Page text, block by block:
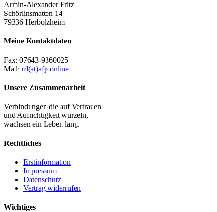
Armin-Alexander Fritz
Schörlinsmatten 14
79336 Herbolzheim
Meine Kontaktdaten
Fax: 07643-9360025
Mail: rd(at)afp.online
Unsere Zusammenarbeit
Verbindungen die auf Vertrauen
und Aufrichtigkeit wurzeln,
wachsen ein Leben lang.
Rechtliches
Erstinformation
Impressum
Datenschutz
Vertrag widerrufen
Wichtiges